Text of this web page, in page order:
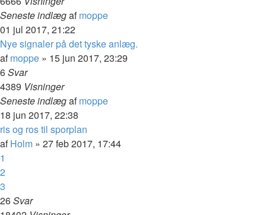
Seneste indlægafmoppe
01 jul 2017, 21:22
Nye signaler på det tyske anlæg.
afmoppe » 15 jun 2017, 23:29
6Svar
4389 Visninger
Seneste indlægafmoppe
18 jun 2017, 22:38
ris og ros til sporplan
afHolm » 27 feb 2017, 17:44
1
2
3
26Svar